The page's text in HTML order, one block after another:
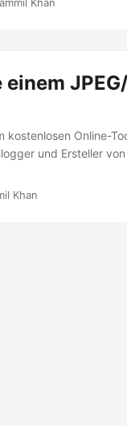
einem
kostenlosen Online-
und Ersteller
Khan